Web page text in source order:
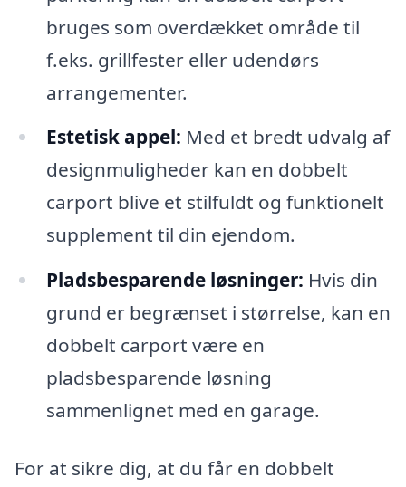
bruges som overdækket område til
f.eks. grillfester eller udendørs
arrangementer.
Estetisk appel: Med et bredt udvalg af
designmuligheder kan en dobbelt
carport blive et stilfuldt og funktionelt
supplement til din ejendom.
Pladsbesparende løsninger: Hvis din
grund er begrænset i størrelse, kan en
dobbelt carport være en
pladsbesparende løsning
sammenlignet med en garage.
For at sikre dig, at du får en dobbelt